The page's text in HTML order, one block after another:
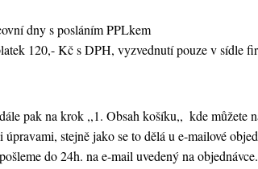
dny s posláním PPLkem
120,- Kč s DPH, vyzvednutí pouze v sídle
pak na krok ,,1. Obsah košíku,, kde můžete
stejně jako se to dělá u e-mailové
do 24h. na e-mail uvedený na